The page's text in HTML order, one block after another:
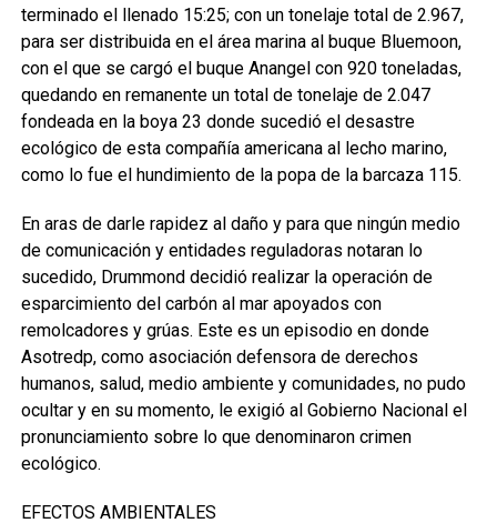
terminado el llenado 15:25; con un tonelaje total de 2.967,
para ser distribuida en el área marina al buque Bluemoon,
con el que se cargó el buque Anangel con 920 toneladas,
quedando en remanente un total de tonelaje de 2.047
fondeada en la boya 23 donde sucedió el desastre
ecológico de esta compañía americana al lecho marino,
como lo fue el hundimiento de la popa de la barcaza 115.
En aras de darle rapidez al daño y para que ningún medio
de comunicación y entidades reguladoras notaran lo
sucedido, Drummond decidió realizar la operación de
esparcimiento del carbón al mar apoyados con
remolcadores y grúas. Este es un episodio en donde
Asotredp, como asociación defensora de derechos
humanos, salud, medio ambiente y comunidades, no pudo
ocultar y en su momento, le exigió al Gobierno Nacional el
pronunciamiento sobre lo que denominaron crimen
ecológico.
EFECTOS AMBIENTALES